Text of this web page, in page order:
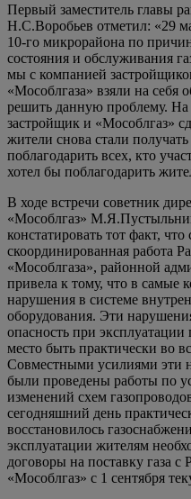
Первый заместитель главы
Н.С.Воробьев отметил: «29
10-го микрорайона по
состояния и обслуживания
мы с компанией
«Мособлгаза» взяли на себя
решить данную проблему.
застройщик и «Мособлгаз»
жители снова стали
поблагодарить всех, кто
хотел бы поблагодарить
В ходе встречи советник
«Мособлгаз»
констатировать тот факт,
скоординированная работа
«Мособлгаза», районной
привела к тому, что в самые
нарушения в системе
оборудования. Эти
опасность при эксплуатации
место быть практически во
Совместными усилиями эти
были проведены работы по
изменений схем
сегодняшний день
восстановилось
эксплуатации жителям
договоры на поставку газа
«Мособлгаз» с 1 сентября